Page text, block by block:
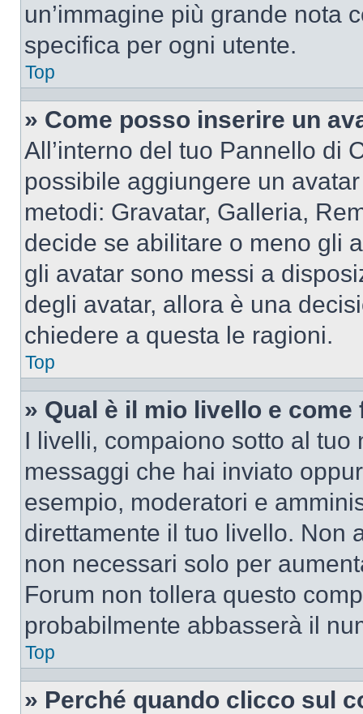
un’immagine più grande nota
specifica per ogni utente.
Top
» Come posso inserire un
All’interno del tuo Pannello di
possibile aggiungere un
metodi: Gravatar, Galleria,
decide se abilitare o meno gli
gli avatar sono messi a
degli avatar, allora è una
chiedere a questa le ragioni.
Top
» Qual è il mio livello e
I livelli, compaiono sotto al
messaggi che hai inviato
esempio, moderatori e
direttamente il tuo livello. Non
non necessari solo per
Forum non tollera questo
probabilmente abbasserà il
Top
» Perché quando clicco sul